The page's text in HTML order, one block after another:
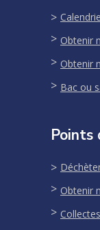
Obtenir
Obtenir
Bac ou
Points
Obtenir